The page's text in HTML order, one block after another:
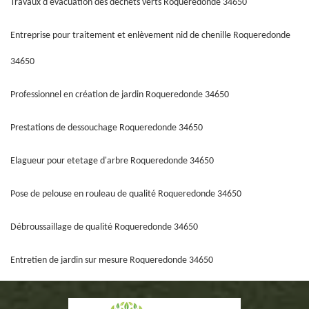
Travaux d'évacuation des déchets verts Roqueredonde 34650
Entreprise pour traitement et enlèvement nid de chenille Roqueredonde
34650
Professionnel en création de jardin Roqueredonde 34650
Prestations de dessouchage Roqueredonde 34650
Elagueur pour etetage d'arbre Roqueredonde 34650
Pose de pelouse en rouleau de qualité Roqueredonde 34650
Débroussaillage de qualité Roqueredonde 34650
Entretien de jardin sur mesure Roqueredonde 34650